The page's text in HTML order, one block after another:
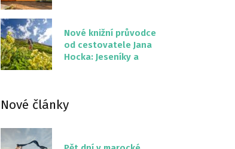
Nové knižní průvodce
od cestovatele Jana
Hocka: Jeseníky a
Nové články